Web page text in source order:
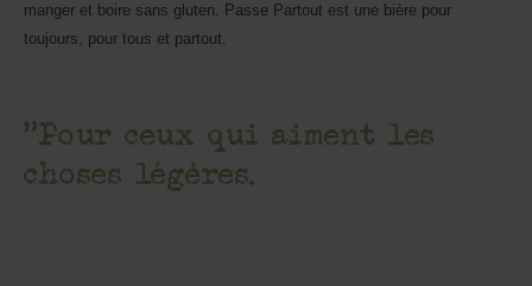
manger et boire sans gluten. Passe Partout est une bière pour
toujours, pour tous et partout.
"Pour ceux qui aiment les
choses légères.